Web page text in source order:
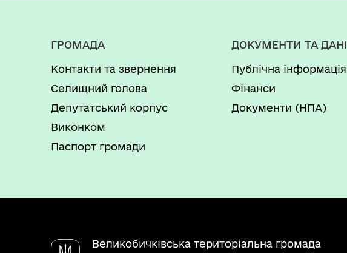
ГРОМАДА
Контакти та звернення
Селищний голова
Депутатський корпус
Виконком
Паспорт громади
ДОКУМЕНТИ ТА ДАНІ
Публічна інформація
Фінанси
Документи (НПА)
Великобичківська територіальна громада